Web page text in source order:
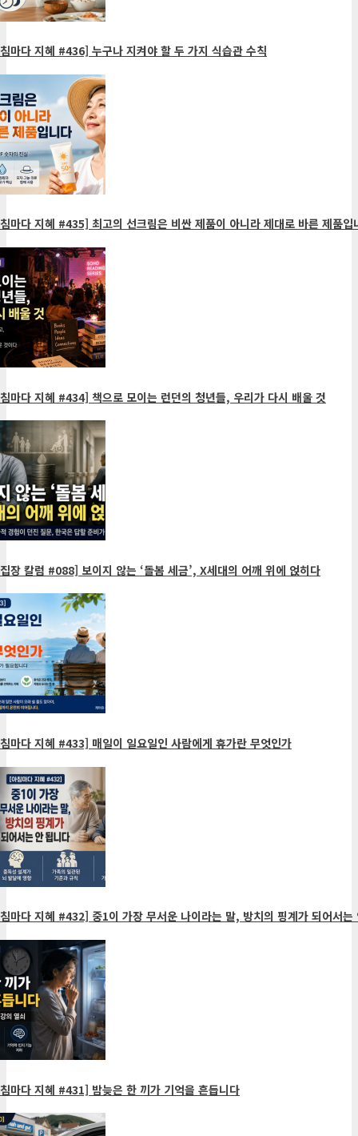
마다 지혜 #436] 누구나 지켜야 할 두 가지 식습관 수칙
마다 지혜 #435] 최고의 선크림은 비싼 제품이 아니라 제대로 바른 제품입
마다 지혜 #434] 책으로 모이는 런던의 청년들, 우리가 다시 배울 것
장 칼럼 #088] 보이지 않는 ‘돌봄 세금’, X세대의 어깨 위에 얹히다
마다 지혜 #433] 매일이 일요일인 사람에게 휴가란 무엇인가
마다 지혜 #432] 중1이 가장 무서운 나이라는 말, 방치의 핑계가 되어서는
마다 지혜 #431] 밤늦은 한 끼가 기억을 흔듭니다